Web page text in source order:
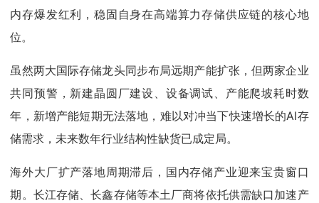
内存爆发红利，稳固自身在高端算力存储供应链的核心地
位。
虽然两大国际存储龙头同步布局远期产能扩张，但两家企业
共同预警，新建晶圆厂建设、设备调试、产能爬坡耗时数
年，新增产能短期无法落地，难以对冲当下快速增长的AI存
储需求，未来数年行业结构性缺货已成定局。
海外大厂扩产落地周期滞后，国内存储产业迎来宝贵窗口
期。长江存储、长鑫存储等本土厂商将依托供需缺口加速产